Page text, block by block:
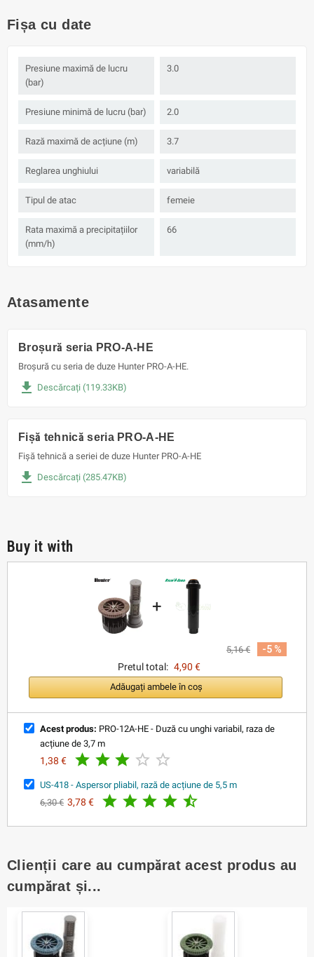
Fișa cu date
Presiune maximă de lucru
(bar)
3.0
Presiune minimă de lucru (bar) 2.0
Rază maximă de acțiune (m) 3.7
Reglarea unghiului variabilă
Tipul de atac femeie
Rata maximă a precipitațiilor
(mm/h)
66
Atasamente
Broșură seria PRO-A-HE
Broșură cu seria de duze Hunter PRO-A-HE.
file_download Descărcați (119.33KB)
Fișă tehnică seria PRO-A-HE
Fișă tehnică a seriei de duze Hunter PRO-A-HE
file_download Descărcați (285.47KB)
Buy it with
+
5,16 €
-5 %
Pretul total: 4,90 €
Adăugați ambele în coș
Acest produs: PRO-12A-HE - Duză cu unghi variabil, raza de
acțiune de 3,7 m
1,38 €     
US-418 - Aspersor pliabil, rază de acțiune de 5,5 m
6,30 € 3,78 €     
Clienții care au cumpărat acest produs au
cumpărat și...